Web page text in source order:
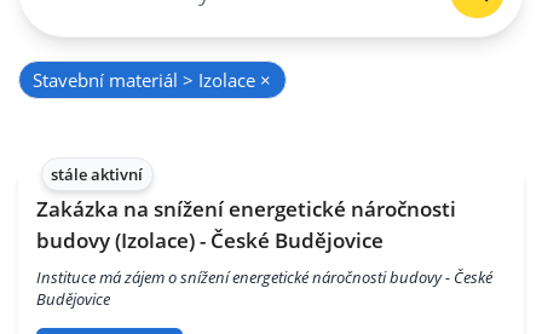
Stavební materiál > Izolace ×
stále aktivní
Zakázka na snížení energetické náročnosti
budovy (Izolace) - České Budějovice
Instituce má zájem o snížení energetické náročnosti budovy - České
Budějovice